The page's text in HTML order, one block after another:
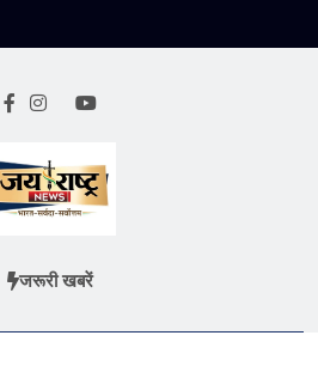
Jai Rashtra
हिंदी समाचार
जरूरी खबरें